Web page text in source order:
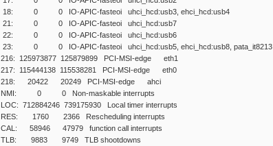
18: 0 0 IO-APIC-fasteoi uhci_hcd:usb3, ehci_hcd:usb4
21: 0 0 IO-APIC-fasteoi uhci_hcd:usb7
22: 0 0 IO-APIC-fasteoi uhci_hcd:usb6
23: 0 0 IO-APIC-fasteoi uhci_hcd:usb5, ehci_hcd:usb8, pata_it8213
216: 125973877 125879899 PCI-MSI-edge eth1
217: 115444138 115538281 PCI-MSI-edge eth0
218: 20422 20249 PCI-MSI-edge ahci
NMI: 0 0 Non-maskable interrupts
LOC: 712884246 739175930 Local timer interrupts
RES: 1760 2366 Rescheduling interrupts
CAL: 58946 47979 function call interrupts
TLB: 9883 9749 TLB shootdowns